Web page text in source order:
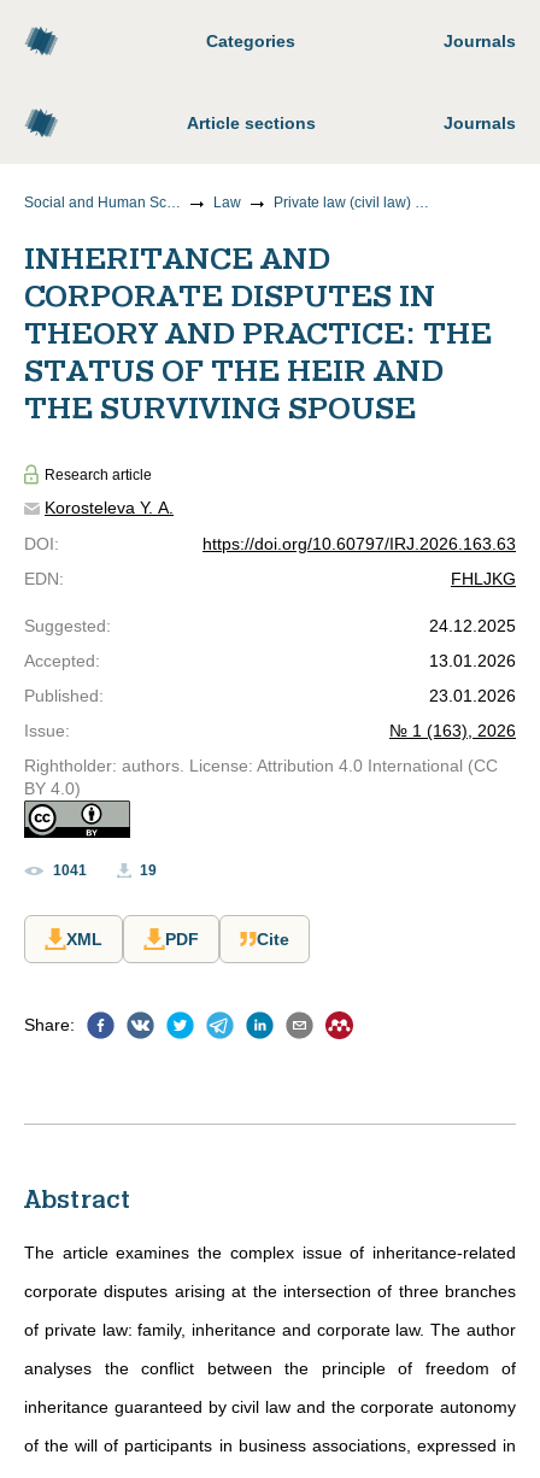
Categories Journals
Article sections Journals
Social and Human Sciences Law Private law (civil law) sciences
INHERITANCE AND
CORPORATE DISPUTES IN
THEORY AND PRACTICE: THE
STATUS OF THE HEIR AND
THE SURVIVING SPOUSE
Research article
Korosteleva Y. A.
DOI:
https://doi.org/10.60797/IRJ.2026.163.63
EDN: FHLJKG
Suggested:
24.12.2025
Accepted:
13.01.2026
Published:
23.01.2026
Issue:
№ 1 (163), 2026
Rightholder: authors. License: Attribution 4.0 International (CC
BY 4.0)
1041 19
XML PDF Cite
Share:
Abstract
The article examines the complex issue of inheritance-related
corporate disputes arising at the intersection of three branches
of private law: family, inheritance and corporate law. The author
analyses the conflict between the principle of freedom of
inheritance guaranteed by civil law and the corporate autonomy
of the will of participants in business associations, expressed in